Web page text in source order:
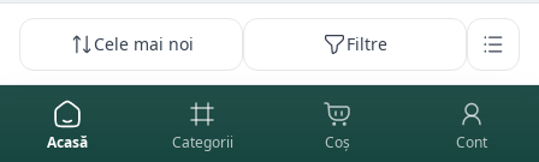
Cele mai noi Filtre
Acasă Categorii Coș Cont